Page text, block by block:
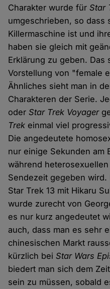
Charakter wurde fürStar
umgeschrieben, so dass
Killermaschine ist und
haben sie gleich mit
Erklärung zu geben. Das
Vorstellung von "female
Ähnliches sieht man in
Charakteren der Serie.
oderStar Trek Voyager
Trek einmal viel
Die angedeutete
nur einige Sekunden am
während
Sendezeit gegeben wird.
Star Trek 13 mit Hikaru
wurde zurecht von
es nur kurz angedeutet
auch, dass man es sehr
chinesischen Markt
kürzlich beiStar Wars
biedert man sich dem
sein zu müssen, sobald